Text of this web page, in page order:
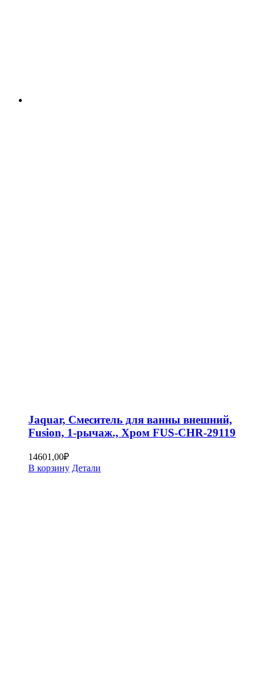
Jaquar, Смеситель для ванны внешний,
Fusion, 1-рычаж., Хром FUS-CHR-29119
14601,00₽
В корзину Детали